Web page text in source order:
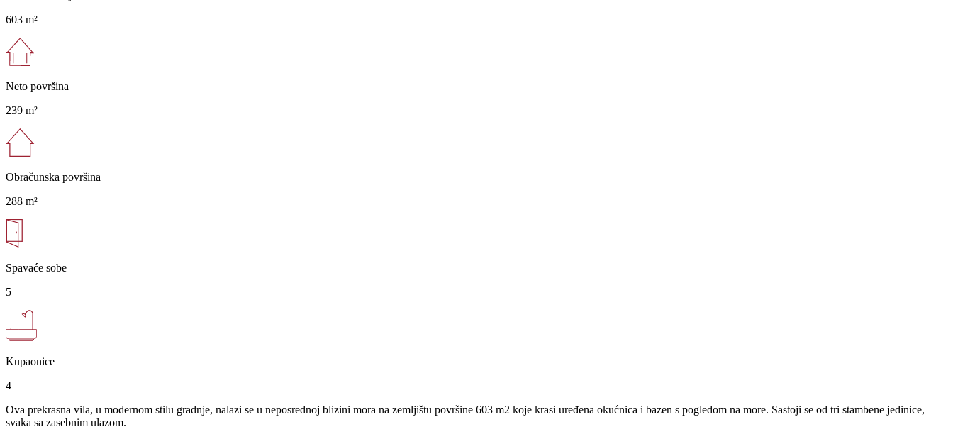
603 m²
Neto površina
239 m²
Obračunska površina
288 m²
Spavaće sobe
5
Kupaonice
4
Ova prekrasna vila, u modernom stilu gradnje, nalazi se u neposrednoj blizini mora na zemljištu površine 603 m2 koje krasi uređena okućnica i bazen s pogledom na more. Sastoji se od tri stambene jedinice,
svaka sa zasebnim ulazom.